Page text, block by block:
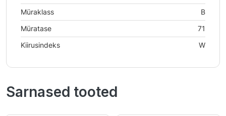
Müraklass
B
Müratase
71
Kiirusindeks
W
Sarnased tooted